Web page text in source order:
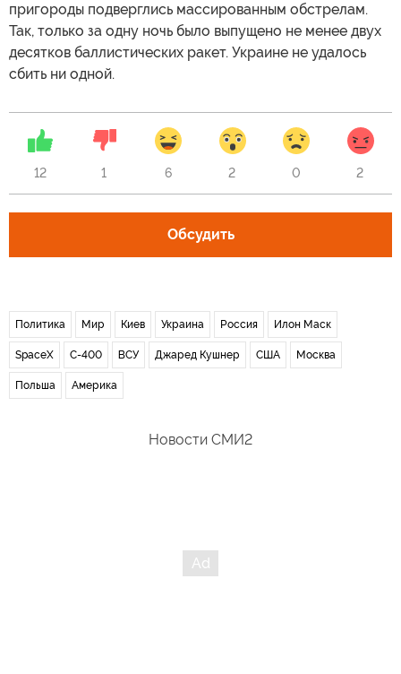
пригороды подверглись массированным обстрелам.
Так, только за одну ночь было выпущено не менее двух
десятков баллистических ракет. Украине не удалось
сбить ни одной.
12 1 6 2 0 2
Обсудить
Политика Мир Киев Украина Россия Илон Маск
SpaceX С-400 ВСУ Джаред Кушнер США Москва
Польша Америка
Новости СМИ2